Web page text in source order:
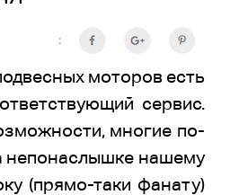
:
моторов есть
сервис.
многие по-
непонаслышке нашему
(прямо-таки фанату)